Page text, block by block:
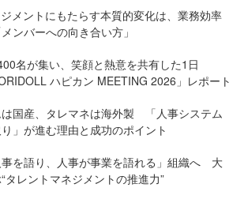
メントにもたらす本質的変化は、業務効率
ンバーへの向き合い方」
名が集い、笑顔と熱意を共有した1日
ハピカン MEETING 2026」レポート
国産、タレマネは海外製 「人事システム
」が進む理由と成功のポイント
事を語り、人事が事業を語れる」組織へ 大
タレントマネジメントの推進力”